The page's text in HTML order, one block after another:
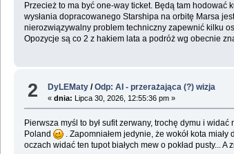
Przecież to ma być one-way ticket. Będą tam hodować
wysłania dopracowanego Starshipa na orbitę Marsa
nierozwiązywalny problem techniczny zapewnić kilku
Opozycje są co 2 z hakiem lata a podróż wg obecnie
2 DyLEMaty /Odp: AI - przerażająca (?) wizja
«dnia: Lipca 30, 2026, 12:55:36 pm »
Pierwsza myśl to był sufit zerwany, trochę dymu i
Poland
. Zapomniałem jedynie, że wokół kota
oczach widać ten tupot białych mew o pokład pusty...